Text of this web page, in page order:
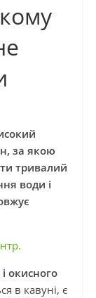
за якою
тривалий
води і
окисного
в кавуні, є